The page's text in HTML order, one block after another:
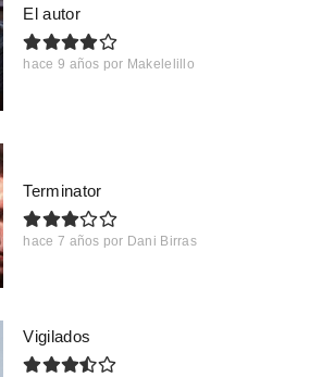
El autor
hace 9 años por Makelelillo
Terminator
hace 7 años por Dani Birras
Vigilados